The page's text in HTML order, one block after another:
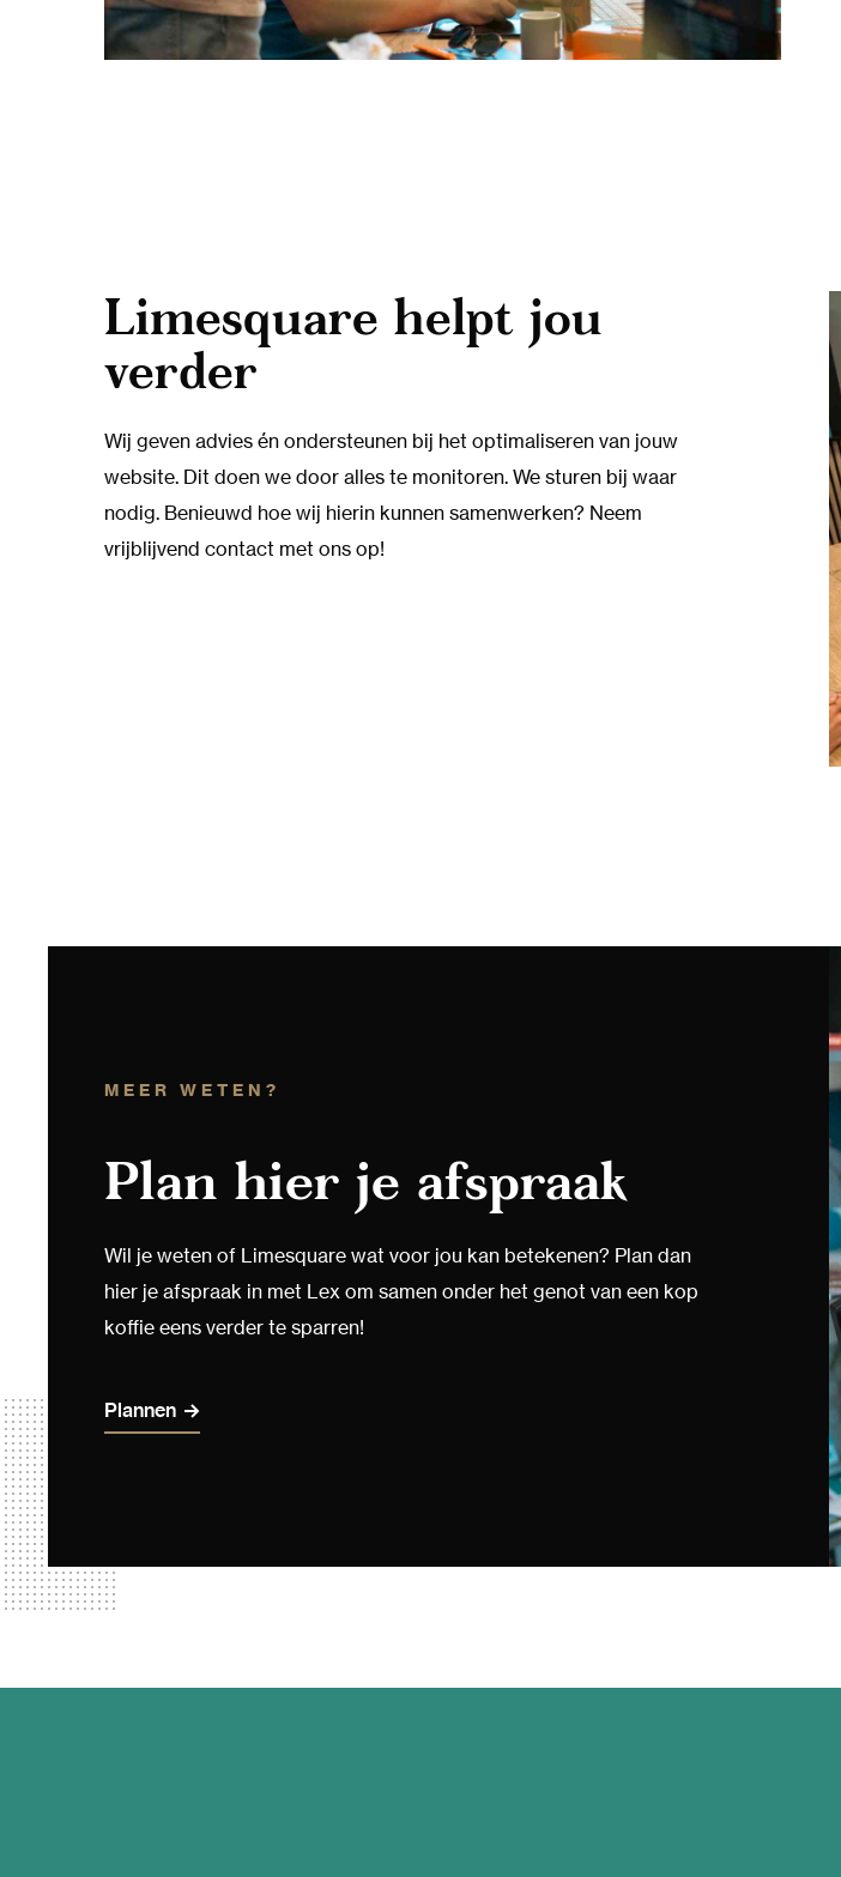
Limesquare helpt jou
verder
Wij geven advies én ondersteunen bij het optimaliseren van jouw
website. Dit doen we door alles te monitoren. We sturen bij waar
nodig. Benieuwd hoe wij hierin kunnen samenwerken? Neem
vrijblijvend contact met ons op!
MEER WETEN?
Plan hier je afspraak
Wil je weten of Limesquare wat voor jou kan betekenen? Plan dan
hier je afspraak in met Lex om samen onder het genot van een kop
koffie eens verder te sparren!
Plannen